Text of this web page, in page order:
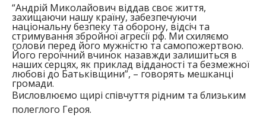
“Андрій Миколайович віддав своє життя,
захищаючи нашу країну, забезпечуючи
національну безпеку та оборону, відсіч та
стримування збройної агресії рф. Ми схиляємо
голови перед його мужністю та самопожертвою.
Його героїчний вчинок назавжди залишиться в
наших серцях, як приклад відданості та безмежної
любові до Батьківщини”, – говорять мешканці
громади.
Висловлюємо щирі співчуття рідним та близьким
полеглого Героя.